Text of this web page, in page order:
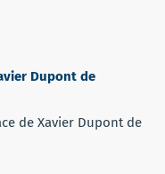
Dupont de
de Xavier Dupont de